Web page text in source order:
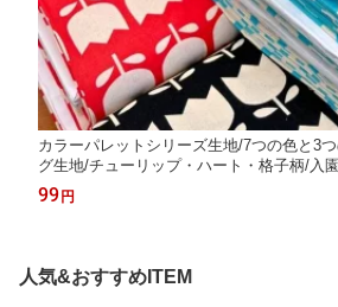
カラーパレットシリーズ生地/7つの色と3
グ生地/チューリップ・ハート・格子柄/入
99 円
人気&おすすめITEM